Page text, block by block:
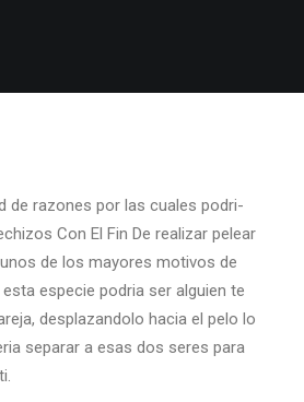
de razones por las cuales podri­
Con El Fin De realizar pelear
de los mayores motivos de
especie podri­a ser alguien te
desplazandolo hacia el pelo lo
separar a esas dos seres para